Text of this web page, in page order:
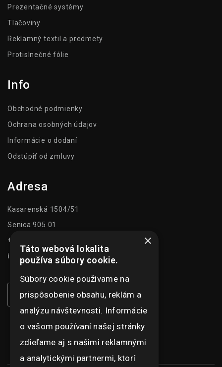
Prezentačné systémy
Tlačoviny
Reklamný textil a predmety
Protislnečné fólie
Info
Obchodné podmienky
Ochrana osobných údajov
Informácie o dodaní
Odstúpiť od zmluvy
Adresa
Kasarenská 1504/51
Senica 905 01
+421 948 073 915
info@ghexpo.sk
×
Táto webová lokalita
používa súbory cookie.
Súbory cookie používame na
prispôsobenie obsahu, reklám a
analýzu návštevnosti. Informácie
o vašom používaní našej stránky
zdieľame aj s našimi reklamnými
a analytickými partnermi, ktorí